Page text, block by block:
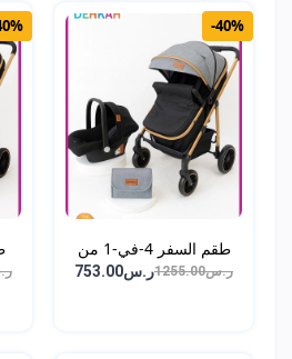
-40%
طقم السفر 4-في-1 من
DEH...
ر.س1255.00 ر.س753.00